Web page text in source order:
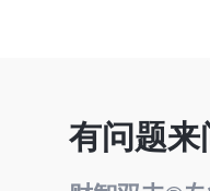
有问题来